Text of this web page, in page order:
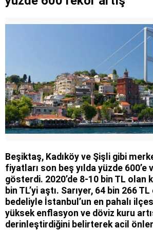
Beşiktaş, Kadıköy ve Şişli gibi
fiyatları son beş yılda yüzde 600’e
gösterdi. 2020’de 8-10 bin TL olan
bin TL’yi aştı. Sarıyer, 64 bin 266
bedeliyle İstanbul’un en pahalı
yüksek enflasyon ve döviz kuru
derinleştirdiğini belirterek acil